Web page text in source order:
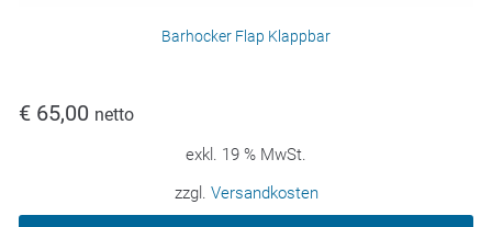
Barhocker Flap Klappbar
€ 65,00 netto
exkl. 19 % MwSt.
zzgl. Versandkosten